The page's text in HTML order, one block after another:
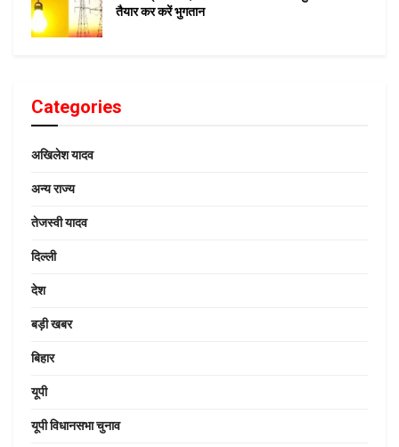
तैयार कर करें भुगतान
Categories
अखिलेश यादव
अन्य राज्य
तेजस्वी यादव
दिल्ली
देश
बड़ी खबर
बिहार
यूपी
यूपी विधानसभा चुनाव